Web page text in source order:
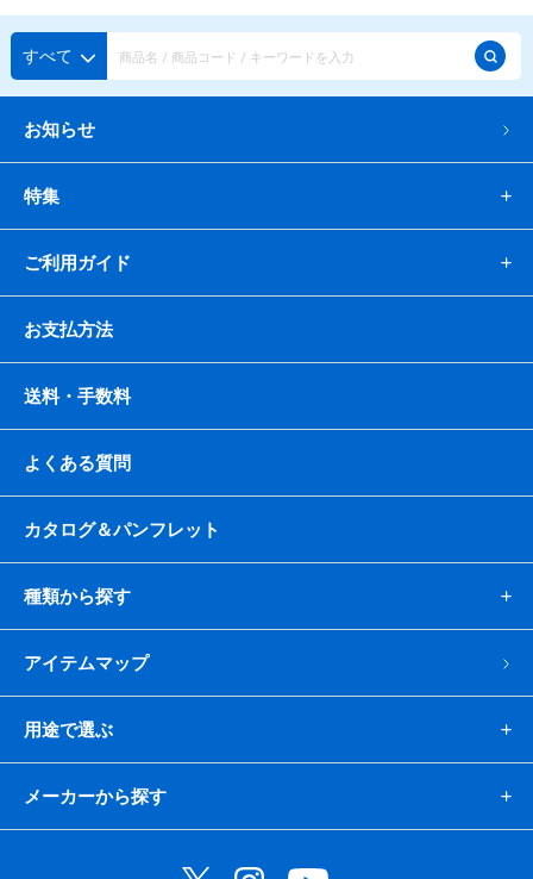
すべて
お知らせ
特集
ご利用ガイド
お支払方法
送料・手数料
よくある質問
カタログ＆パンフレット
種類から探す
アイテムマップ
用途で選ぶ
メーカーから探す